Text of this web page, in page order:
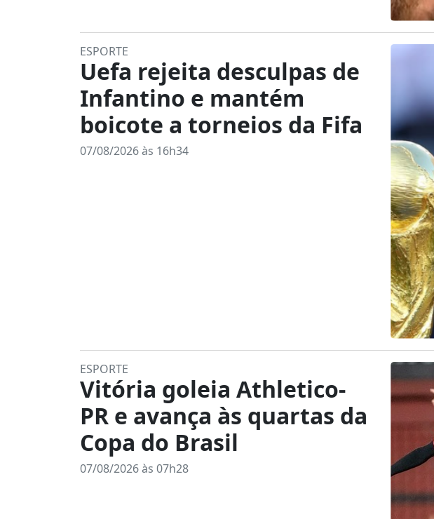
ESPORTE
Uefa rejeita desculpas de
Infantino e mantém
boicote a torneios da Fifa
07/08/2026 às 16h34
ESPORTE
Vitória goleia Athletico-
PR e avança às quartas da
Copa do Brasil
07/08/2026 às 07h28